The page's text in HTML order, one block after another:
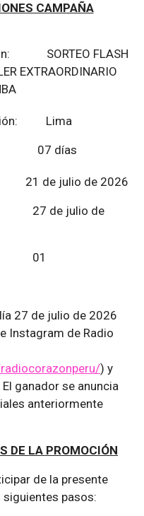
CAMPAÑA
SORTEO FLASH
EXTRAORDINARIO
Lima
07 días
julio de 2026
27 de julio de
01
27 de julio de 2026
Instagram de Radio
) y
ganador se anuncia
anteriormente
DE LA PROMOCIÓN
de la presente
pasos: